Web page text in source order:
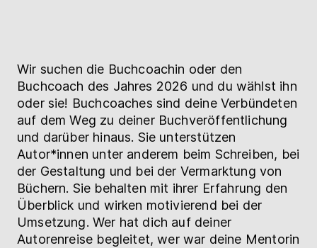
Wir suchen die Buchcoachin oder den
Buchcoach des Jahres 2026 und du wählst ihn
oder sie! Buchcoaches sind deine Verbündeten
auf dem Weg zu deiner Buchveröffentlichung
und darüber hinaus. Sie unterstützen
Autor*innen unter anderem beim Schreiben, bei
der Gestaltung und bei der Vermarktung von
Büchern. Sie behalten mit ihrer Erfahrung den
Überblick und wirken motivierend bei der
Umsetzung. Wer hat dich auf deiner
Autorenreise begleitet, wer war deine Mentorin